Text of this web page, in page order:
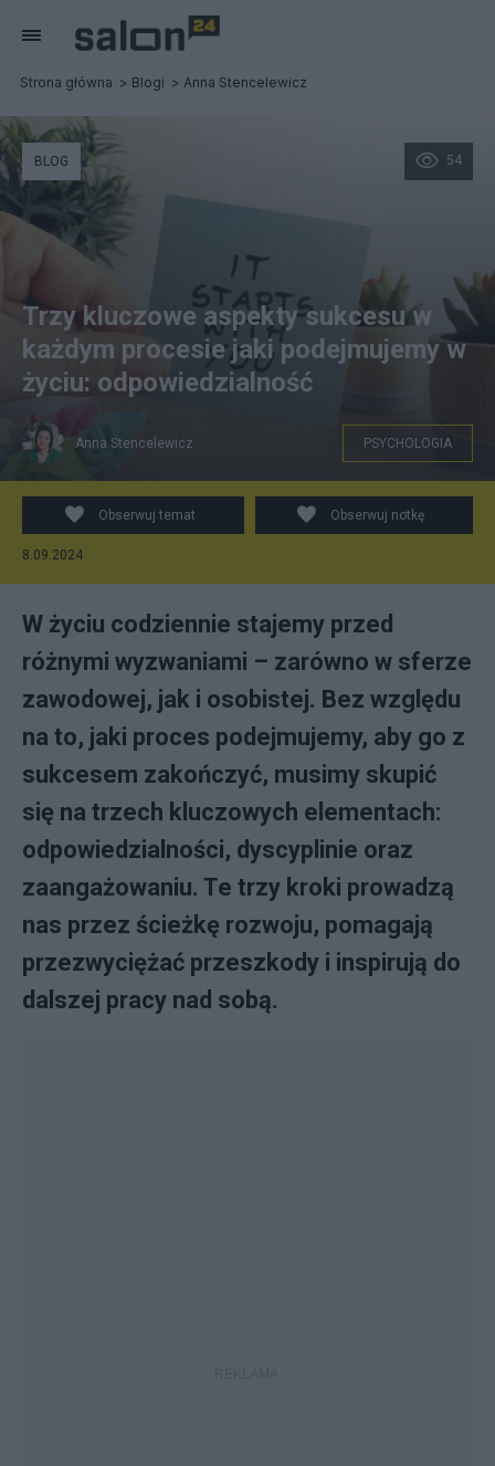
Strona główna Blogi Anna Stencelewicz
54
BLOG
Trzy kluczowe aspekty sukcesu w
każdym procesie jaki podejmujemy w
życiu: odpowiedzialność
Anna Stencelewicz PSYCHOLOGIA
Obserwuj temat Obserwuj notkę
8.09.2024
W życiu codziennie stajemy przed
różnymi wyzwaniami – zarówno w sferze
zawodowej, jak i osobistej. Bez względu
na to, jaki proces podejmujemy, aby go z
sukcesem zakończyć, musimy skupić
się na trzech kluczowych elementach:
odpowiedzialności, dyscyplinie oraz
zaangażowaniu. Te trzy kroki prowadzą
nas przez ścieżkę rozwoju, pomagają
przezwyciężać przeszkody i inspirują do
dalszej pracy nad sobą.